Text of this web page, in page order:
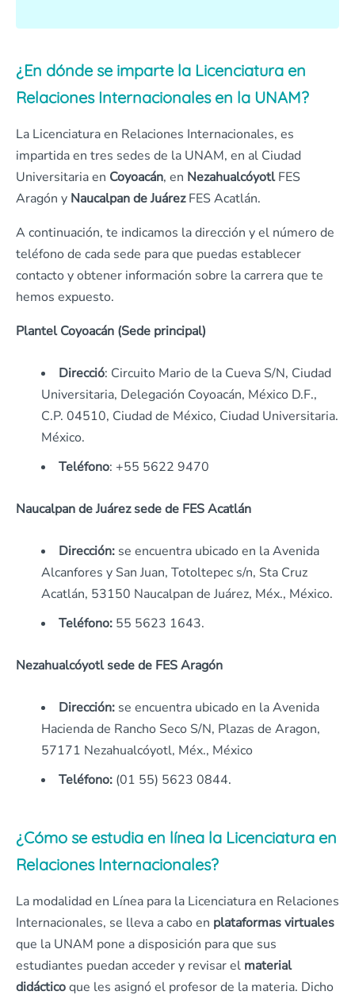
¿En dónde se imparte la Licenciatura en
Relaciones Internacionales en la UNAM?
La Licenciatura en Relaciones Internacionales, es
impartida en tres sedes de la UNAM, en al Ciudad
Universitaria en Coyoacán, en NezahualcóyotlFES
Aragón y Naucalpan de JuárezFES Acatlán.
A continuación, te indicamos la dirección y el número de
teléfono de cada sede para que puedas establecer
contacto y obtener información sobre la carrera que te
hemos expuesto.
Plantel Coyoacán (Sede principal)
Direcció: Circuito Mario de la Cueva S/N, Ciudad
Universitaria, Delegación Coyoacán, México D.F.,
C.P. 04510, Ciudad de México, Ciudad Universitaria.
México.
Teléfono: +55 5622 9470
Naucalpan de Juárez sede de FES Acatlán
Dirección: se encuentra ubicado en la Avenida
Alcanfores y San Juan, Totoltepec s/n, Sta Cruz
Acatlán, 53150 Naucalpan de Juárez, Méx., México.
Teléfono: 55 5623 1643.
Nezahualcóyotl sede de FES Aragón
Dirección: se encuentra ubicado en la Avenida
Hacienda de Rancho Seco S/N, Plazas de Aragon,
57171 Nezahualcóyotl, Méx., México
Teléfono: (01 55) 5623 0844.
¿Cómo se estudia en línea la Licenciatura en
Relaciones Internacionales?
La modalidad en Línea para la Licenciatura en Relaciones
Internacionales, se lleva a cabo en plataformas virtuales
que la UNAM pone a disposición para que sus
estudiantes puedan acceder y revisar el material
didácticoque les asignó el profesor de la materia. Dicho